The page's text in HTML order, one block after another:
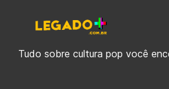
Tudo sobre cultura pop você